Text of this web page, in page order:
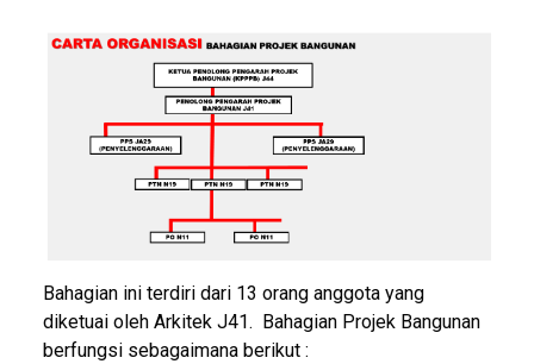
Bahagian ini terdiri dari 13 orang anggota yang
diketuai oleh Arkitek J41. Bahagian Projek Bangunan
berfungsi sebagaimana berikut :